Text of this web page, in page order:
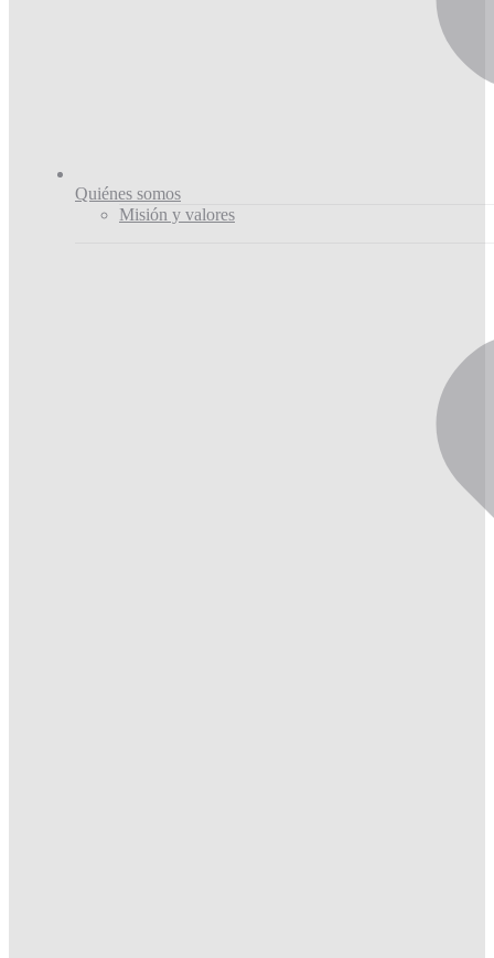
Quiénes somos
Misión y valores